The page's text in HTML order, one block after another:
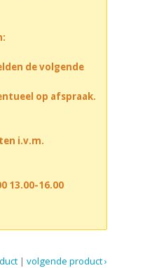
de volgende
op afspraak.
i.v.m.
13.00-16.00
volgende product ›
|